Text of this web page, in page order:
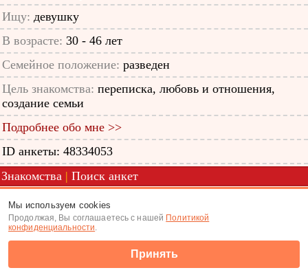
Ищу: девушку
В возрасте: 30 - 46 лет
Семейное положение: разведен
Цель знакомства: переписка, любовь и отношения,
создание семьи
Подробнее обо мне >>
ID анкеты: 48334053
Знакомства | Поиск анкет
(c) Tabor.ru 2026
Мы используем cookies
Продолжая, Вы соглашаетесь с нашей Политикой
конфиденциальности.
Принять